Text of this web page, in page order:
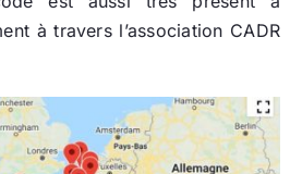
à travers l’association CADR